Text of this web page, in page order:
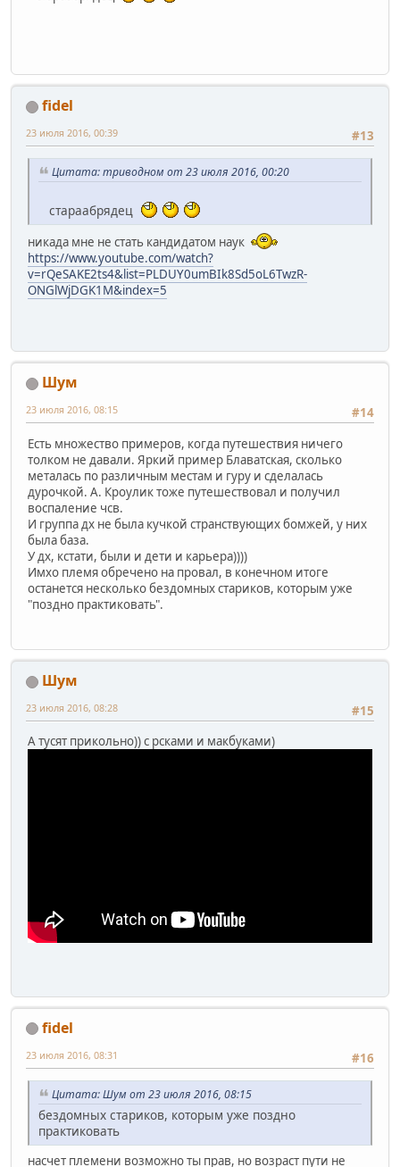
fidel
#13
23 июля 2016, 00:39
Цитата: триводном от 23 июля 2016, 00:20
стараабрядец
никада мне не стать кандидатом наук
https://www.youtube.com/watch?
v=rQeSAKE2ts4&list=PLDUY0umBIk8Sd5oL6TwzR-
ONGlWjDGK1M&index=5
Шум
#14
23 июля 2016, 08:15
Есть множество примеров, когда путешествия ничего
толком не давали. Яркий пример Блаватская, сколько
металась по различным местам и гуру и сделалась
дурочкой. А. Кроулик тоже путешествовал и получил
воспаление чсв.
И группа дх не была кучкой странствующих бомжей, у них
была база.
У дх, кстати, были и дети и карьера))))
Имхо племя обречено на провал, в конечном итоге
останется несколько бездомных стариков, которым уже
"поздно практиковать".
Шум
#15
23 июля 2016, 08:28
А тусят прикольно)) с рсками и макбуками)
fidel
#16
23 июля 2016, 08:31
Цитата: Шум от 23 июля 2016, 08:15
бездомных стариков, которым уже поздно
практиковать
насчет племени возможно ты прав, но возраст пути не